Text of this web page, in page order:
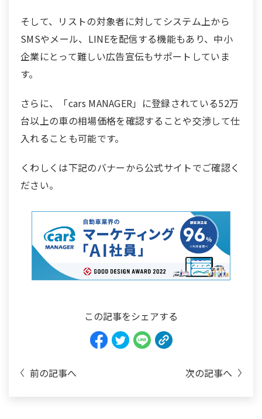
そして、リストの対象者に対してシステム上から
SMSやメール、LINEを配信する機能もあり、中小
企業にとって難しい広告宣伝もサポートしていま
す。
さらに、「cars MANAGER」に登録されている52万
台以上の車の相場価格を確認することや交渉して仕
入れることも可能です。
くわしくは下記のバナーから公式サイトでご確認く
ださい。
この記事をシェアする
前の記事へ 次の記事へ